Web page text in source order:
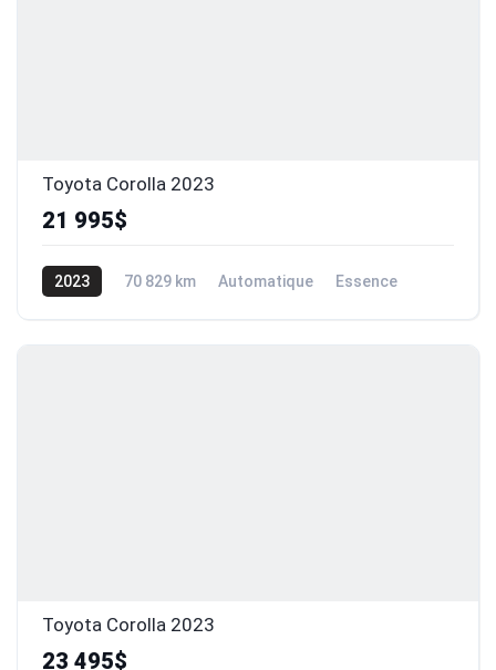
Toyota Corolla 2023
21 995$
2023 70 829 km Automatique
Essence
Toyota Corolla 2023
23 495$